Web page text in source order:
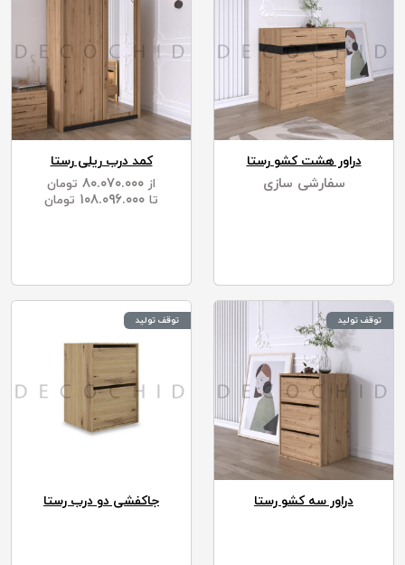
کمد درب ریلی رستا
از
تومان
تا
تومان
دراور هشت کشو رستا
سفارشی سازی
توقف تولید
جاکفشی دو درب رستا
توقف تولید
دراور سه کشو رستا